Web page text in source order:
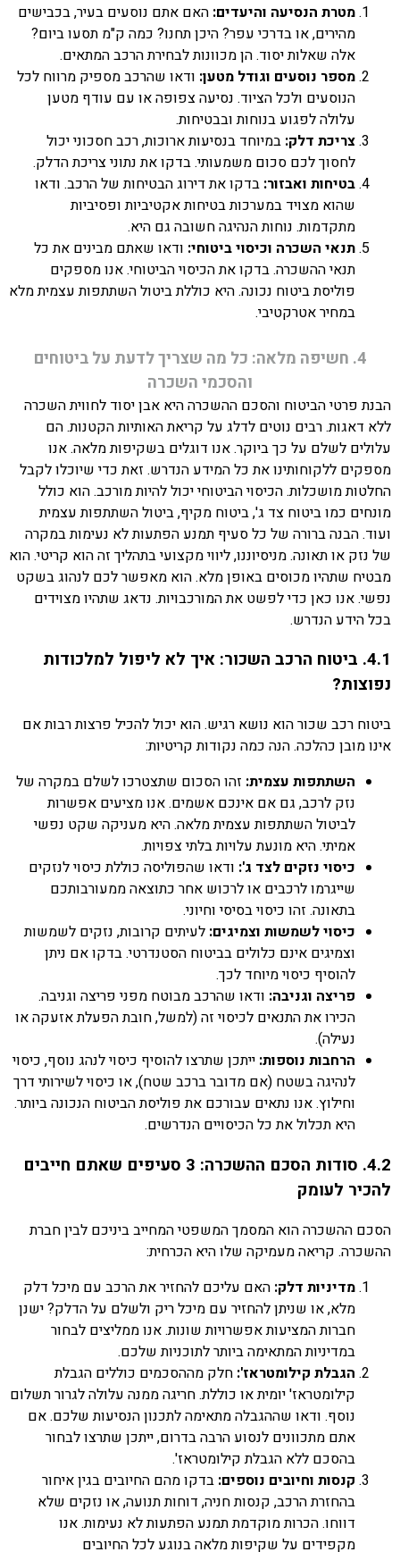
מטרת הנסיעה והיעדים: האם אתם נוסעים בעיר, בכבישים
מהירים, או בדרכי עפר? היכן תחנו? כמה ק"מ תסעו ביום?
אלה שאלות יסוד. הן מכוונות לבחירת הרכב המתאים.
מספר נוסעים וגודל מטען: ודאו שהרכב מספיק מרווח לכל
הנוסעים ולכל הציוד. נסיעה צפופה או עם עודף מטען
עלולה לפגוע בנוחות ובבטיחות.
צריכת דלק: במיוחד בנסיעות ארוכות, רכב חסכוני יכול
לחסוך לכם סכום משמעותי. בדקו את נתוני צריכת הדלק.
בטיחות ואבזור: בדקו את דירוג הבטיחות של הרכב. ודאו
שהוא מצויד במערכות בטיחות אקטיביות ופסיביות
מתקדמות. נוחות הנהיגה חשובה גם היא.
תנאי השכרה וכיסוי ביטוחי: ודאו שאתם מבינים את כל
תנאי ההשכרה. בדקו את הכיסוי הביטוחי. אנו מספקים
פוליסת ביטוח נכונה. היא כוללת ביטול השתתפות עצמית מלא
במחיר אטרקטיבי.
4. חשיפה מלאה: כל מה שצריך לדעת על ביטוחים
והסכמי השכרה
הבנת פרטי הביטוח והסכם ההשכרה היא אבן יסוד לחווית השכרה
ללא דאגות. רבים נוטים לדלג על קריאת האותיות הקטנות. הם
עלולים לשלם על כך ביוקר. אנו דוגלים בשקיפות מלאה. אנו
מספקים ללקוחותינו את כל המידע הנדרש. זאת כדי שיוכלו לקבל
החלטות מושכלות. הכיסוי הביטוחי יכול להיות מורכב. הוא כולל
מונחים כמו ביטוח צד ג', ביטוח מקיף, ביטול השתתפות עצמית
ועוד. הבנה ברורה של כל סעיף תמנע הפתעות לא נעימות במקרה
של נזק או תאונה. מניסיוננו, ליווי מקצועי בתהליך זה הוא קריטי. הוא
מבטיח שתהיו מכוסים באופן מלא. הוא מאפשר לכם לנהוג בשקט
נפשי. אנו כאן כדי לפשט את המורכבויות. נדאג שתהיו מצוידים
בכל הידע הנדרש.
4.1. ביטוח הרכב השכור: איך לא ליפול למלכודות
נפוצות?
ביטוח רכב שכור הוא נושא רגיש. הוא יכול להכיל פרצות רבות אם
אינו מובן כהלכה. הנה כמה נקודות קריטיות:
השתתפות עצמית: זהו הסכום שתצטרכו לשלם במקרה של
נזק לרכב, גם אם אינכם אשמים. אנו מציעים אפשרות
לביטול השתתפות עצמית מלאה. היא מעניקה שקט נפשי
אמיתי. היא מונעת עלויות בלתי צפויות.
כיסוי נזקים לצד ג': ודאו שהפוליסה כוללת כיסוי לנזקים
שייגרמו לרכבים או לרכוש אחר כתוצאה ממעורבותכם
בתאונה. זהו כיסוי בסיסי וחיוני.
כיסוי לשמשות וצמיגים: לעיתים קרובות, נזקים לשמשות
וצמיגים אינם כלולים בביטוח הסטנדרטי. בדקו אם ניתן
להוסיף כיסוי מיוחד לכך.
פריצה וגניבה: ודאו שהרכב מבוטח מפני פריצה וגניבה.
הכירו את התנאים לכיסוי זה (למשל, חובת הפעלת אזעקה או
נעילה).
הרחבות נוספות: ייתכן שתרצו להוסיף כיסוי לנהג נוסף, כיסוי
לנהיגה בשטח (אם מדובר ברכב שטח), או כיסוי לשירותי דרך
וחילוץ. אנו נתאים עבורכם את פוליסת הביטוח הנכונה ביותר.
היא תכלול את כל הכיסויים הנדרשים.
4.2. סודות הסכם ההשכרה: 3 סעיפים שאתם חייבים
להכיר לעומק
הסכם ההשכרה הוא המסמך המשפטי המחייב ביניכם לבין חברת
ההשכרה. קריאה מעמיקה שלו היא הכרחית:
מדיניות דלק: האם עליכם להחזיר את הרכב עם מיכל דלק
מלא, או שניתן להחזיר עם מיכל ריק ולשלם על הדלק? ישנן
חברות המציעות אפשרויות שונות. אנו ממליצים לבחור
במדיניות המתאימה ביותר לתוכניות שלכם.
הגבלת קילומטראז': חלק מההסכמים כוללים הגבלת
קילומטראז' יומית או כוללת. חריגה ממנה עלולה לגרור תשלום
נוסף. ודאו שההגבלה מתאימה לתכנון הנסיעות שלכם. אם
אתם מתכוונים לנסוע הרבה בדרום, ייתכן שתרצו לבחור
בהסכם ללא הגבלת קילומטראז'.
קנסות וחיובים נוספים: בדקו מהם החיובים בגין איחור
בהחזרת הרכב, קנסות חניה, דוחות תנועה, או נזקים שלא
דווחו. הכרות מוקדמת תמנע הפתעות לא נעימות. אנו
מקפידים על שקיפות מלאה בנוגע לכל החיובים